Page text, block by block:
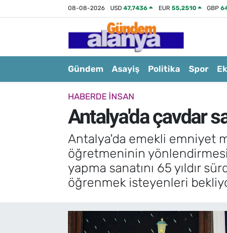
08-08-2026 USD47,7436 EUR 55,2510 GBP
Gündem Asayiş Politika Spor
HABERDE INSAN
Antalya'da çavdar
Antalya'da emekli emniyet
öğretmeninin
yapma sanatını 65 yıldır
öğrenmek isteyenleri